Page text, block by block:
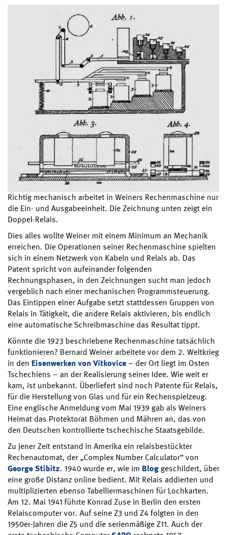
Richtig mechanisch arbeitet in Weiners Rechenmaschine nur
die Ein- und Ausgabeeinheit. Die Zeichnung unten zeigt ein
Doppel-Relais.
Dies alles wollte Weiner mit einem Minimum an Mechanik
erreichen. Die Operationen seiner Rechenmaschine spielten
sich in einem Netzwerk von Kabeln und Relais ab. Das
Patent spricht von aufeinander folgenden
Rechnungsphasen, in den Zeichnungen sucht man jedoch
vergeblich nach einer mechanischen Programmsteuerung.
Das Eintippen einer Aufgabe setzt stattdessen Gruppen von
Relais in Tätigkeit, die andere Relais aktivieren, bis endlich
eine automatische Schreibmaschine das Resultat tippt.
Könnte die 1923 beschriebene Rechenmaschine tatsächlich
funktionieren? Bernard Weiner arbeitete vor dem 2. Weltkrieg
in den Eisenwerken von Vítkovice– der Ort liegt im Osten
Tschechiens – an der Realisierung seiner Idee. Wie weit er
kam, ist unbekannt. Überliefert sind noch Patente für Relais,
für die Herstellung von Glas und für ein Rechenspielzeug.
Eine englische Anmeldung vom Mai 1939 gab als Weiners
Heimat das Protektorat Böhmen und Mähren an, das von
den Deutschen kontrollierte tschechische Staatsgebilde.
Zu jener Zeit entstand in Amerika ein relaisbestückter
Rechenautomat, der „Complex Number Calculator“ von
George Stibitz. 1940 wurde er, wie im Bloggeschildert, über
eine große Distanz online bedient. Mit Relais addierten und
multiplizierten ebenso Tabelliermaschinen für Lochkarten.
Am 12. Mai 1941 führte Konrad Zuse in Berlin den ersten
Relaiscomputer vor. Auf seine Z3 und Z4 folgten in den
1950er-Jahren die Z5 und die serienmäßige Z11. Auch der